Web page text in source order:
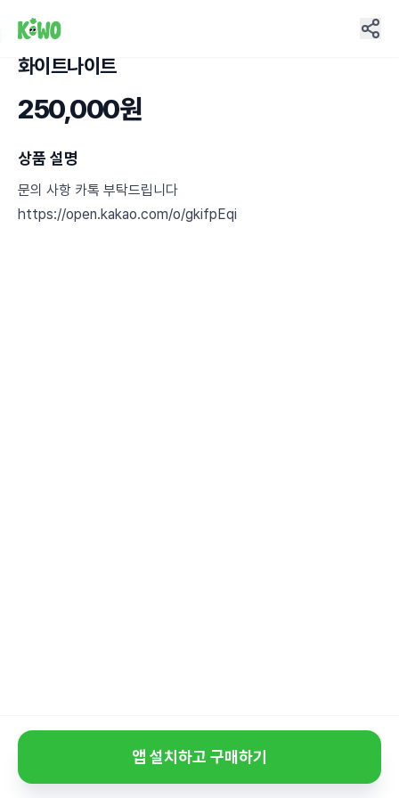
화이트나이트
250,000원
상품 설명
문의 사항 카톡 부탁드립니다
https://open.kakao.com/o/gkifpEqi
앱 설치하고 구매하기